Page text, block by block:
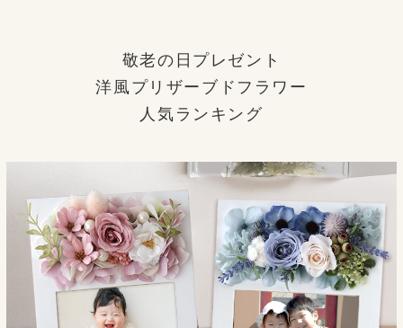
敬老の日プレゼント
洋風プリザーブドフラワー
人気ランキング